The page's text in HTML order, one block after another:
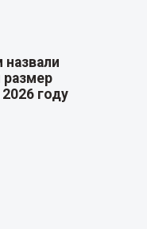
году